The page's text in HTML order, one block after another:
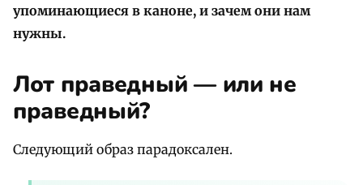
упоминающиеся в каноне, и зачем они нам
нужны.
Лот праведный — или не
праведный?
Следующий образ парадоксален.